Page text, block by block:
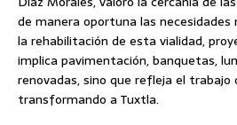
de manera oportuna las
la rehabilitación de esta vialidad,
implica pavimentación, banquetas,
renovadas, sino que refleja el
transformando a Tuxtla.